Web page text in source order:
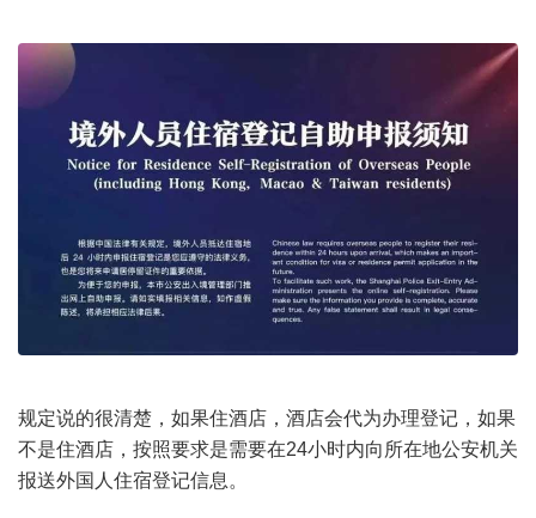
规定说的很清楚，如果住酒店，酒店会代为办理登记，如果
不是住酒店，按照要求是需要在24小时内向所在地公安机关
报送外国人住宿登记信息。